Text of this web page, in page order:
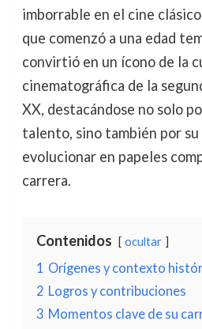
imborrable en el cine
que comenzó a una edad
convirtió en un ícono de la
cinematográfica de la
XX, destacándose no solo
talento, sino también por su
evolucionar en papeles
carrera.
Contenidos ocultar
1 Orígenes y contexto
2 Logros y contribuciones
3 Momentos clave de su